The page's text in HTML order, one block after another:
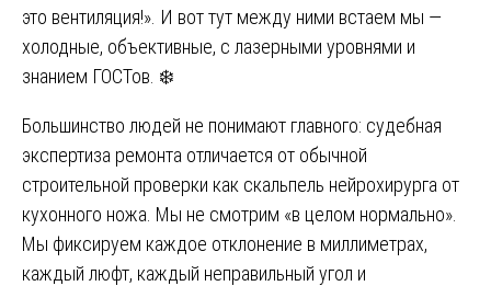
это вентиляция!». И вот тут между ними встаем мы —
холодные, объективные, с лазерными уровнями и
знанием ГОСТов. ❄️
Большинство людей не понимают главного: судебная
экспертиза ремонта отличается от обычной
строительной проверки как скальпель нейрохирурга от
кухонного ножа. Мы не смотрим «в целом нормально».
Мы фиксируем каждое отклонение в миллиметрах,
каждый люфт, каждый неправильный угол и